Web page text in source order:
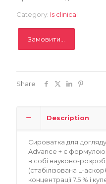
Category: Is clinical
Замовити...
Share
Description
Сироватка для
Advance + є
в собі науково-
(стабілізована L-
концентрації 7.5 % і